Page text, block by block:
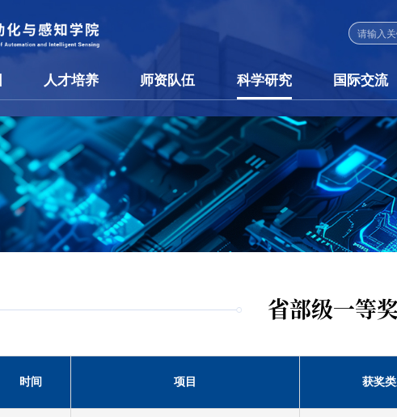
人才培养 师资队伍 科学研究 国际交流
省部级一等
时间 项目 获奖